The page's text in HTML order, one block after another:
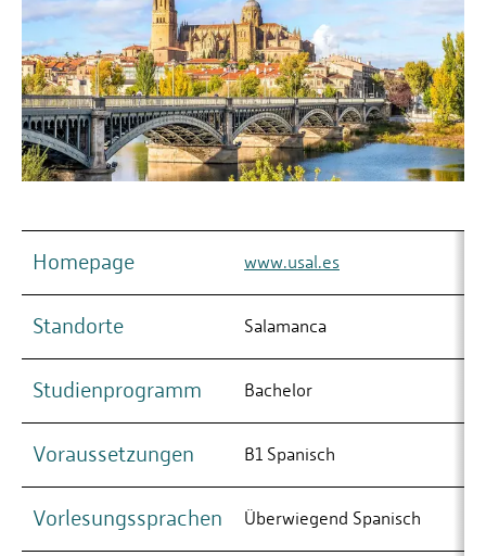
Homepage www.usal.es
Standorte Salamanca
Studienprogramm Bachelor
Voraussetzungen B1 Spanisch
Vorlesungssprachen Überwiegend Spanisch